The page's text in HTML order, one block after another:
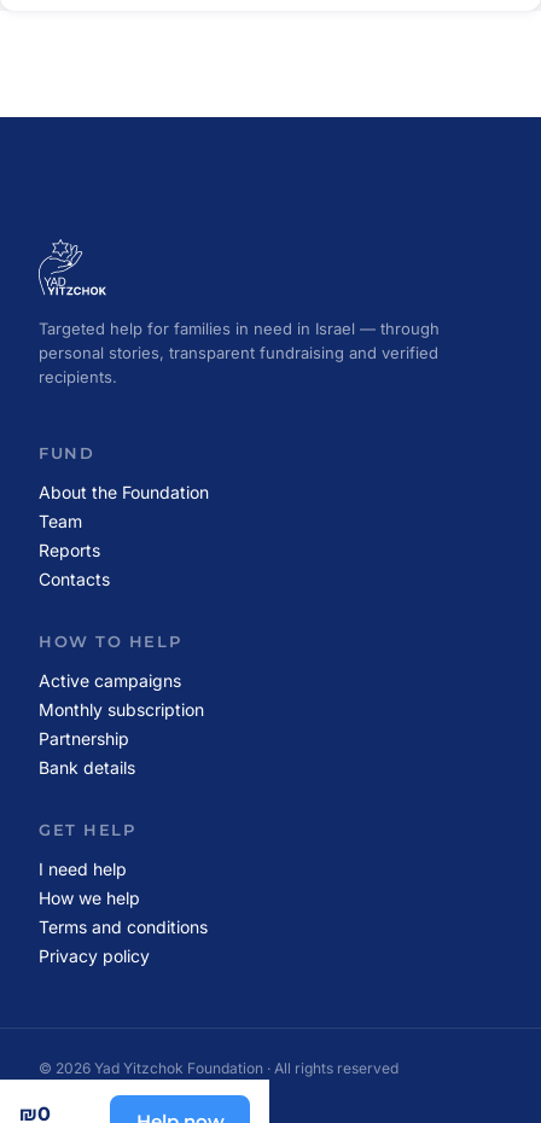
₪0
Targeted help for families in need in Israel — through
personal stories, transparent fundraising and verified
recipients.
FUND
About the Foundation
Team
Reports
Contacts
HOW TO HELP
Active campaigns
Monthly subscription
Partnership
Bank details
GET HELP
I need help
How we help
Terms and conditions
Privacy policy
© 2026 Yad Yitzchok Foundation · All rights reserved